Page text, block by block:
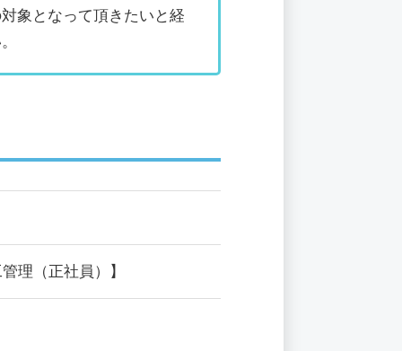
象となって頂きたいと経
理（正社員）】